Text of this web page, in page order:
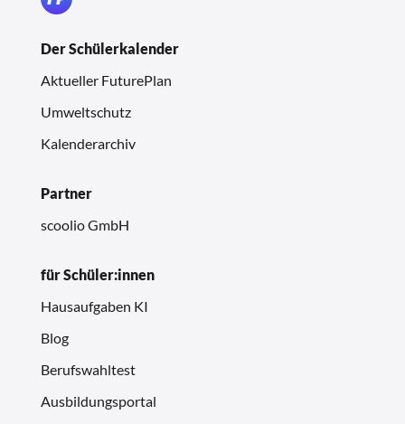
Der Schülerkalender
Aktueller FuturePlan
Umweltschutz
Kalenderarchiv
Partner
scoolio GmbH
für Schüler:innen
Hausaufgaben KI
Blog
Berufswahltest
Ausbildungsportal